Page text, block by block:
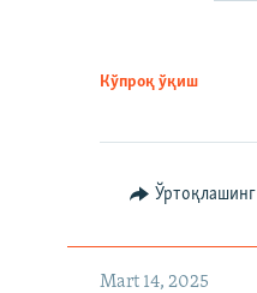
Кўпроқ ўқиш
Ўртоқлашинг
Mart 14, 2025